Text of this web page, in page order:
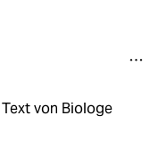
von Biologe